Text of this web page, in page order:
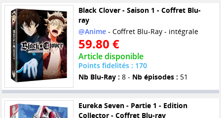
Black Clover - Saison 1 - Coffret Blu-
ray
@Anime- Coffret Blu-Ray - intégrale
59.80 €
Article disponible
Points fidelités : 170
Nb Blu-Ray : 8 - Nb épisodes : 51
Eureka Seven - Partie 1 - Edition
Collector - Coffret Blu-ray